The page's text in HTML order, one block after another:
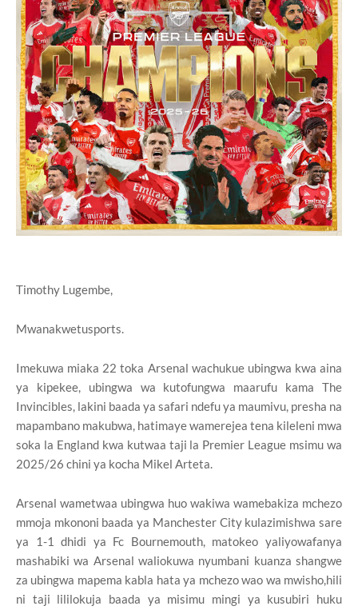
Timothy Lugembe,
Mwanakwetusports.
Imekuwa miaka 22 toka Arsenal wachukue ubingwa kwa aina
ya kipekee, ubingwa wa kutofungwa maarufu kama The
Invincibles, lakini baada ya safari ndefu ya maumivu, presha na
mapambano makubwa, hatimaye wamerejea tena kileleni mwa
soka la England kwa kutwaa taji la Premier League msimu wa
2025/26 chini ya kocha Mikel Arteta.
Arsenal wametwaa ubingwa huo wakiwa wamebakiza mchezo
mmoja mkononi baada ya Manchester City kulazimishwa sare
ya 1-1 dhidi ya Fc Bournemouth, matokeo yaliyowafanya
mashabiki wa Arsenal waliokuwa nyumbani kuanza shangwe
za ubingwa mapema kabla hata ya mchezo wao wa mwisho,hili
ni taji lililokuja baada ya misimu mingi ya kusubiri huku